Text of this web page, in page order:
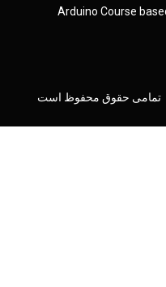
Arduino Course
حقوق محفوظ است